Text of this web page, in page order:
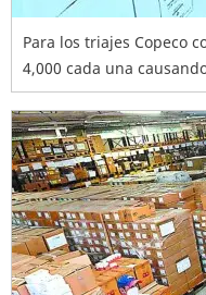
Para los triajes Copeco
4,000 cada una